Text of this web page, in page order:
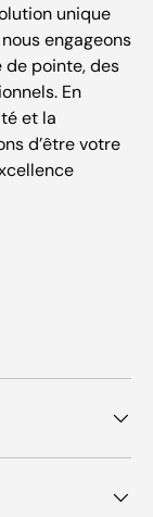
unique
engageons
de pointe, des
En
et la
d’être votre